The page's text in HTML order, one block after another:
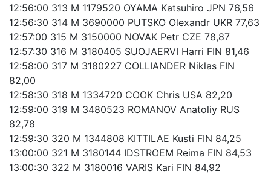
12:56:00 313 M 1179520 OYAMA Katsuhiro JPN 76,56
12:56:30 314 M 3690000 PUTSKO Olexandr UKR 77,63
12:57:00 315 M 3150000 NOVAK Petr CZE 78,87
12:57:30 316 M 3180405 SUOJAERVI Harri FIN 81,46
12:58:00 317 M 3180227 COLLIANDER Niklas FIN
82,00
12:58:30 318 M 1334720 COOK Chris USA 82,20
12:59:00 319 M 3480523 ROMANOV Anatoliy RUS
82,78
12:59:30 320 M 1344808 KITTILAE Kusti FIN 84,25
13:00:00 321 M 3180144 IDSTROEM Reima FIN 84,53
13:00:30 322 M 3180016 VARIS Kari FIN 84,92